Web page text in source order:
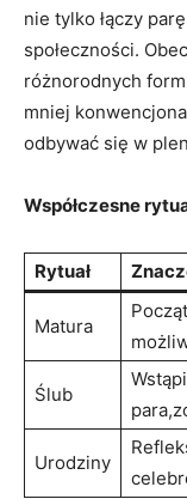
nie tylko łączy
społeczności.
różnorodnych
mniej
‌odbywać się w
Współczesne‌
Rytuał
Matura
Ślub
Urodziny